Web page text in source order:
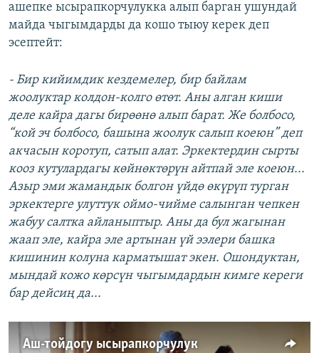
ашепке ысырапкорчулукка алып барган ушундай
майда чыгымдарды да кошо тыюу керек деп
эсептейт:
- Бир кийимдик кездемелер, бир байлам
жоолуктар колдон-колго өтөт. Аны алган киши
деле кайра дагы бирөөнө алып барат. Же болбосо,
“кой эч болбосо, башына жоолук салып коеюн” деп
акчасын коротуп, сатып алат. Эркектердин сырты
кооз кутулардагы көйнөктөрүн айтпай эле коеюн...
Азыр эми жамандык болгон үйдө өкүрүп турган
эркектерге улуттук оймо-чийме салынган чепкен
жабуу салтка айланыптыр. Аны да бул жагынан
жаап эле, кайра эле артынан үй ээлери башка
кишинин колуна карматышат экен. Ошондуктан,
мындай кожо көрсүн чыгымдардын кимге кереги
бар дейсиң да...
Аш-тойдогу ысырапкорчулук